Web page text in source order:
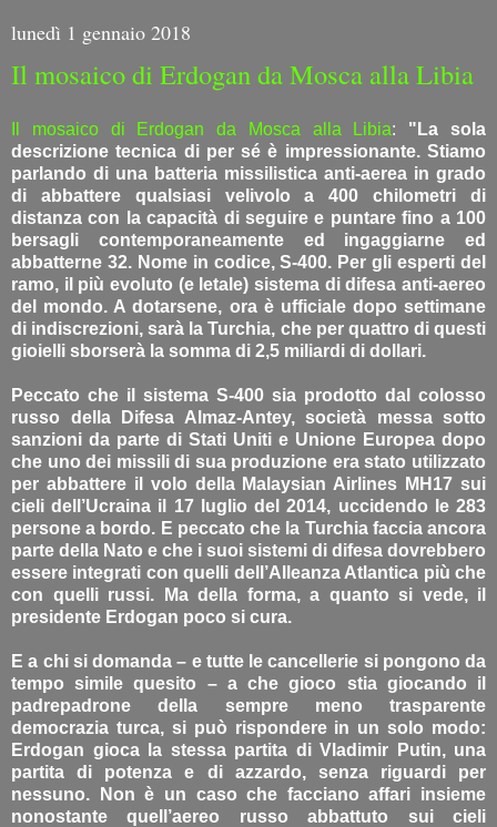
lunedì 1 gennaio 2018
Il mosaico di Erdogan da Mosca alla Libia
Il mosaico di Erdogan da Mosca alla Libia: "La sola
descrizione tecnica di per sé è impressionante. Stiamo
parlando di una batteria missilistica anti-aerea in grado
di abbattere qualsiasi velivolo a 400 chilometri di
distanza con la capacità di seguire e puntare fino a 100
bersagli contemporaneamente ed ingaggiarne ed
abbatterne 32. Nome in codice, S-400. Per gli esperti del
ramo, il più evoluto (e letale) sistema di difesa anti-aereo
del mondo. A dotarsene, ora è ufficiale dopo settimane
di indiscrezioni, sarà la Turchia, che per quattro di questi
gioielli sborserà la somma di 2,5 miliardi di dollari.
Peccato che il sistema S-400 sia prodotto dal colosso
russo della Difesa Almaz-Antey, società messa sotto
sanzioni da parte di Stati Uniti e Unione Europea dopo
che uno dei missili di sua produzione era stato utilizzato
per abbattere il volo della Malaysian Airlines MH17 sui
cieli dell’Ucraina il 17 luglio del 2014, uccidendo le 283
persone a bordo. E peccato che la Turchia faccia ancora
parte della Nato e che i suoi sistemi di difesa dovrebbero
essere integrati con quelli dell’Alleanza Atlantica più che
con quelli russi. Ma della forma, a quanto si vede, il
presidente Erdogan poco si cura.
E a chi si domanda – e tutte le cancellerie si pongono da
tempo simile quesito – a che gioco stia giocando il
padrepadrone della sempre meno trasparente
democrazia turca, si può rispondere in un solo modo:
Erdogan gioca la stessa partita di Vladimir Putin, una
partita di potenza e di azzardo, senza riguardi per
nessuno. Non è un caso che facciano affari insieme
nonostante quell’aereo russo abbattuto sui cieli